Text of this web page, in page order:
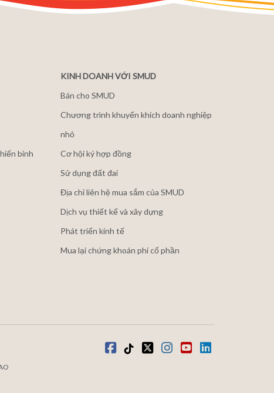
binh
KINH DOANH VỚI SMUD
Bán cho SMUD
Chương trình khuyến khích doanh nghiệp
nhỏ
Cơ hội ký hợp đồng
Sử dụng đất đai
Địa chỉ liên hệ mua sắm của SMUD
Dịch vụ thiết kế và xây dựng
Phát triển kinh tế
Mua lại chứng khoán phi cổ phần
Facebook
TiktokTwitterInstagram
youtubeLinkedIn